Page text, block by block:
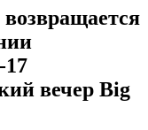
17
вечер Big